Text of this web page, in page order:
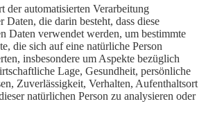
der automatisierten Verarbeitung
Daten, die darin besteht, dass diese
Daten verwendet werden, um bestimmte
die sich auf eine natürliche Person
insbesondere um Aspekte bezüglich
Lage, Gesundheit, persönliche
Zuverlässigkeit, Verhalten, Aufenthaltsort
natürlichen Person zu analysieren oder